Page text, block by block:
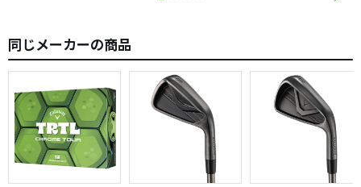
同じメーカーの商品